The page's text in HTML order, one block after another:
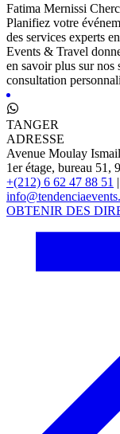
Fatima Mernissi
Planifiez votre
des services experts
Events & Travel
en savoir plus sur nos
consultation
TANGER
ADRESSE
Avenue Moulay
1er étage, bureau 51,
+(212) 6 62 47 88 51 |
OBTENIR DES